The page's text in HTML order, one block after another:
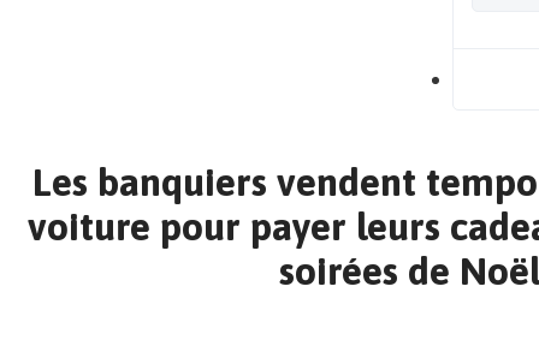
Les banquiers vendent
voiture pour payer leurs
soirées de Noël